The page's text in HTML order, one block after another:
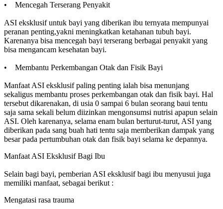
• Mencegah Terserang Penyakit
ASI eksklusif untuk bayi yang diberikan ibu ternyata mempunyai
peranan penting,yakni meningkatkan ketahanan tubuh bayi.
Karenanya bisa mencegah bayi terserang berbagai penyakit yang
bisa mengancam kesehatan bayi.
• Membantu Perkembangan Otak dan Fisik Bayi
Manfaat ASI eksklusif paling penting ialah bisa menunjang
sekaligus membantu proses perkembangan otak dan fisik bayi. Hal
tersebut dikarenakan, di usia 0 sampai 6 bulan seorang baui tentu
saja sama sekali belum diizinkan mengonsumsi nutrisi apapun selain
ASI. Oleh karenanya, selama enam bulan berturut-turut, ASI yang
diberikan pada sang buah hati tentu saja memberikan dampak yang
besar pada pertumbuhan otak dan fisik bayi selama ke depannya.
Manfaat ASI Eksklusif Bagi Ibu
Selain bagi bayi, pemberian ASI eksklusif bagi ibu menyusui juga
memiliki manfaat, sebagai berikut :
Mengatasi rasa trauma